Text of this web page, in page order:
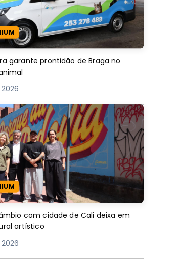
garante prontidão de Braga no
com cidade de Cali deixa em
artístico